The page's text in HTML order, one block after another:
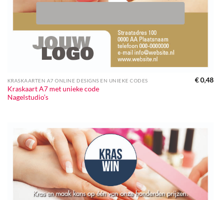
KRASKAARTEN A7 ONLINE DESIGNS EN UNIEKE CODES
Kraskaart A7 met unieke code
Nagelstudio’s
€0,48